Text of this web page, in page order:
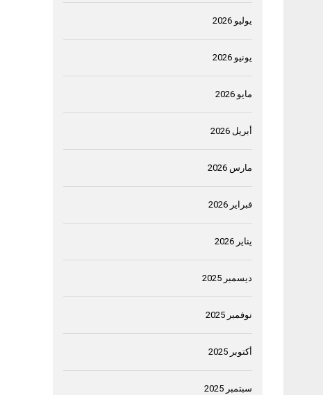
يوليو 2026
يونيو 2026
مايو 2026
أبريل 2026
مارس 2026
فبراير 2026
يناير 2026
ديسمبر 2025
نوفمبر 2025
أكتوبر 2025
سبتمبر 2025